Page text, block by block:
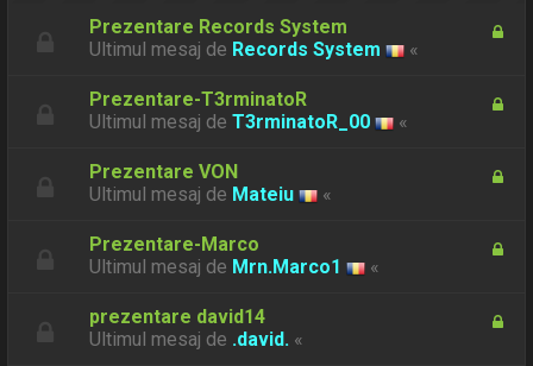
Prezentare Records System
Ultimul mesaj de Records System «
Prezentare-T3rminatoR
Ultimul mesaj deT3rminatoR_00 «
Prezentare VON
Ultimul mesaj de Mateiu «
Prezentare-Marco
Ultimul mesaj de Mrn.Marco1 «
prezentare david14
Ultimul mesaj de .david. «